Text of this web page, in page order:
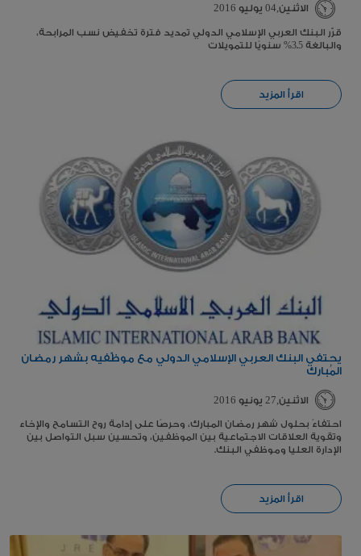
الاثنين,04 يوليو 2016
قرّر البنك العربي الإسلامي الدولي تمديد فترة تخفيض نسب المرابحة،
والبالغة 3.5% سنويًا للتمويلات
اقرأ المزيد
يحتفي البنك العربي الإسلامي الدولي مع موظّفيه بشهر رمضان
المُبارك
الاثنين,27 يونيو 2016
احتفاءً بحلول شهر رمضان المبارك، وحرصًا على إدامة روح التسامح والإخاء
وتقوية العلاقات الاجتماعية بين الموظفين، وتحسين سبل التواصل بين
الإدارة العليا وموظفي البنك.
اقرأ المزيد